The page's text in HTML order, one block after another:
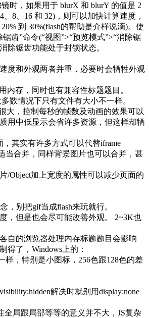
时，如果用于 blurX 和 blurY 的值是 2
8、16 和 32)，则可以加快计算速度，
到 30%(flash的帮助是介样说滴)。使
齿”命令(“视图”>“预览模式”>“消除锯
除锯齿功能处于封锁状态。
度和外观两者并重，必要时会牺牲外观
内存，同时也有兼容性标题题目。
数情况下只有文件有大小不一样。
大，控制每秒的帧数及动画的效果可以
用中低显示会省许多资源，但这样却牺
，其实有许多方式可以代替iframe
当合并，同样背景图片也可以合并，甚
/Object加上宽度的属性可以减少页面的
，别把gif当成flash来玩就行。
，但是也会尽可能改善外观。 2~3K也
自的浏览器处理内存标题题目会影响
得了，Windows上的：
样，特别是小图标，256色跟128色的差
解决时就别用display:none
全局跟局部等等的意义并不大，JS复杂